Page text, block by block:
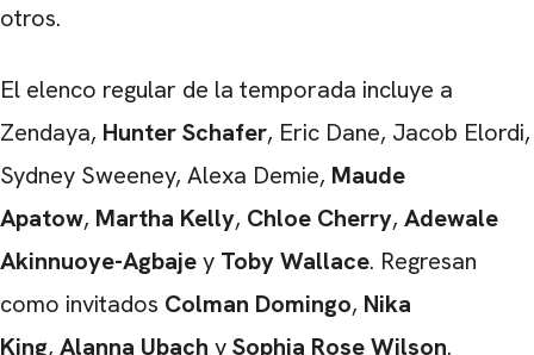
otros.
El elenco regular de la temporada incluye a
Zendaya, Hunter Schafer, Eric Dane, Jacob Elordi,
Sydney Sweeney, Alexa Demie, Maude
Apatow, Martha Kelly, Chloe Cherry, Adewale
Akinnuoye-Agbajey Toby Wallace. Regresan
como invitados Colman Domingo, Nika
King, Alanna Ubach ySophia Rose Wilson.